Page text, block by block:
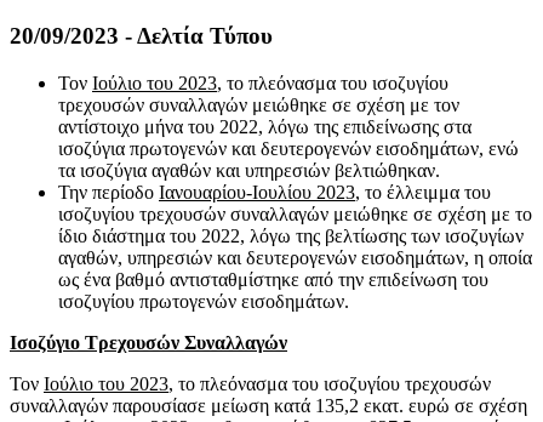
20/09/2023 - Δελτία Τύπου
Τον Ιούλιο του 2023, το πλεόνασμα του ισοζυγίου
τρεχουσών συναλλαγών μειώθηκε σε σχέση με τον
αντίστοιχο μήνα του 2022, λόγω της επιδείνωσης στα
ισοζύγια πρωτογενών και δευτερογενών εισοδημάτων, ενώ
τα ισοζύγια αγαθών και υπηρεσιών βελτιώθηκαν.
Την περίοδο Ιανουαρίου-Ιουλίου 2023, το έλλειμμα του
ισοζυγίου τρεχουσών συναλλαγών μειώθηκε σε σχέση με το
ίδιο διάστημα του 2022, λόγω της βελτίωσης των ισοζυγίων
αγαθών, υπηρεσιών και δευτερογενών εισοδημάτων, η οποία
ως ένα βαθμό αντισταθμίστηκε από την επιδείνωση του
ισοζυγίου πρωτογενών εισοδημάτων.
Ισοζύγιο Τρεχουσών Συναλλαγών
Τον Ιούλιο του 2023, το πλεόνασμα του ισοζυγίου τρεχουσών
συναλλαγών παρουσίασε μείωση κατά 135,2 εκατ. ευρώ σε σχέση